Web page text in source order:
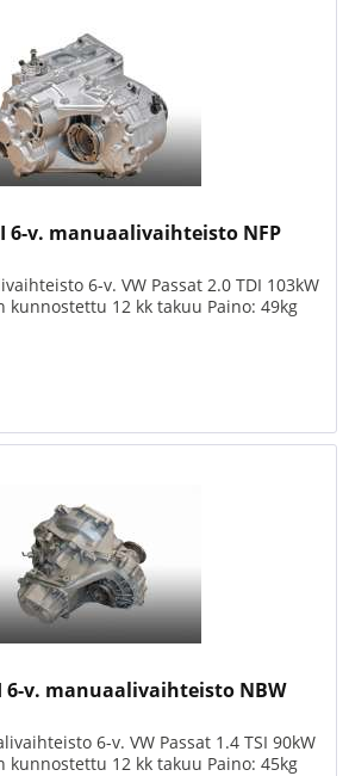
6-v. manuaalivaihteisto NFP
6-v. VW Passat 2.0 TDI 103kW
kunnostettu 12 kk takuu Paino: 49kg
6-v. manuaalivaihteisto NBW
6-v. VW Passat 1.4 TSI 90kW
kunnostettu 12 kk takuu Paino: 45kg